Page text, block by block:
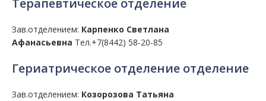
Терапевтическое отделение
Зав.отделением: Карпенко Светлана
Афанасьевна Тел.+7(8442) 58-20-85
Гериатрическое отделение отделение
Зав.отделением: Козорозова Татьяна